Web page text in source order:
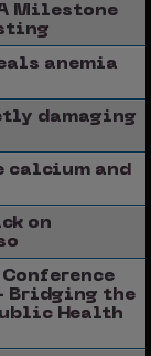
Milestone
anemia
damaging
calcium and
on
Bridging the
Health